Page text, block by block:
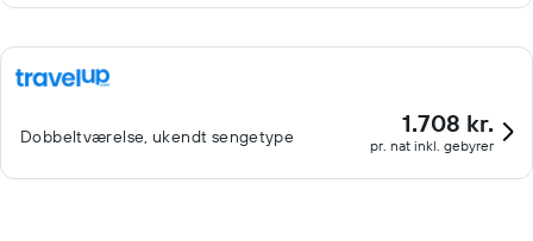
Dobbeltværelse, ukendt sengetype 1.708 kr.
pr. nat inkl. gebyrer